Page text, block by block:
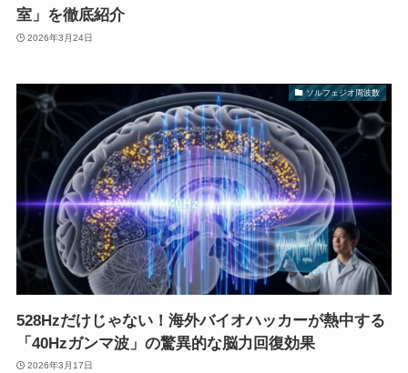
室」を徹底紹介
2026年3月24日
ソルフェジオ周波数
528Hzだけじゃない！海外バイオハッカーが熱中する
「40Hzガンマ波」の驚異的な脳力回復効果
2026年3月17日